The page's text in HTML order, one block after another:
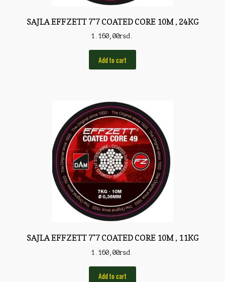
SAJLA EFFZETT 7*7 COATED CORE 10M , 24KG
1.160,00rsd.
Add to cart
SAJLA EFFZETT 7*7 COATED CORE 10M , 11KG
1.160,00rsd.
Add to cart